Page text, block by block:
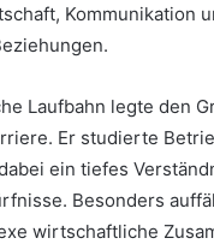
Kommunikation
Laufbahn legte den
Er studierte
ein tiefes
Besonders
wirtschaftliche